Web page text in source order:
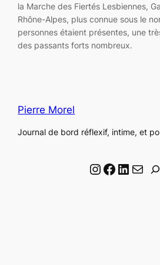
la Marche des Fiertés Lesbiennes,
Rhône-Alpes, plus connue sous le
personnes étaient présentes, une
des passants forts nombreux.
Pierre Morel
Journal de bord réflexif, intime, et
Instagram Facebook LinkedIn Email